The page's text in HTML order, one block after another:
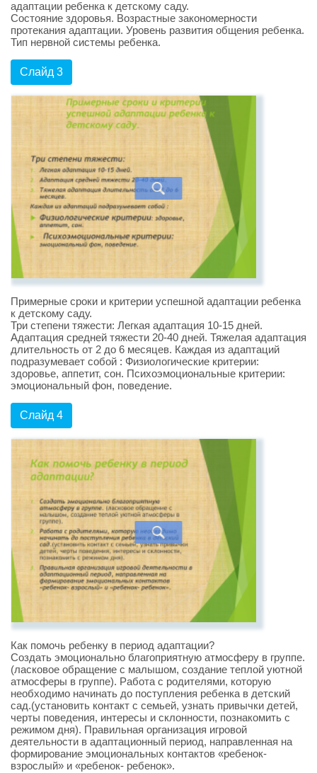
адаптации ребенка к детскому саду.
Состояние здоровья. Возрастные закономерности
протекания адаптации. Уровень развития общения ребенка.
Тип нервной системы ребенка.
Слайд 3
Примерные сроки и критерии успешной адаптации ребенка
к детскому саду.
Три степени тяжести: Легкая адаптация 10-15 дней.
Адаптация средней тяжести 20-40 дней. Тяжелая адаптация
длительность от 2 до 6 месяцев. Каждая из адаптаций
подразумевает собой : Физиологические критерии:
здоровье, аппетит, сон. Психоэмоциональные критерии:
эмоциональный фон, поведение.
Слайд 4
Как помочь ребенку в период адаптации?
Создать эмоционально благоприятную атмосферу в группе.
(ласковое обращение с малышом, создание теплой уютной
атмосферы в группе). Работа с родителями, которую
необходимо начинать до поступления ребенка в детский
сад.(установить контакт с семьей, узнать привычки детей,
черты поведения, интересы и склонности, познакомить с
режимом дня). Правильная организация игровой
деятельности в адаптационный период, направленная на
формирование эмоциональных контактов «ребенок-
взрослый» и «ребенок- ребенок».